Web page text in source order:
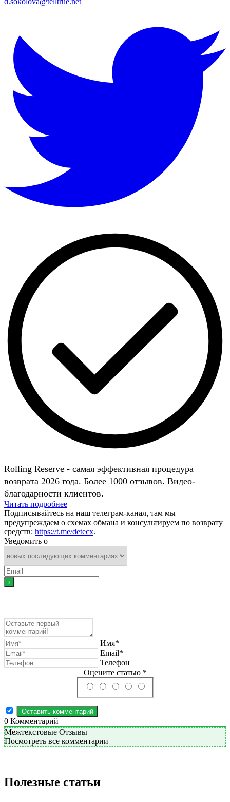
Rolling Reserve - самая эффективная процедура
возврата 2026 года. Более 1000 отзывов. Видео-
благодарности клиентов.
Читать подробнее
Подписывайтесь на наш телеграм-канал, там мы
предупреждаем о схемах обмана и консультируем по возврату
средств: https://t.me/detecx.
Уведомить о
Имя*
Email*
Телефон
Оцените статью *
0 Комментарий
Межтекстовые Отзывы
Посмотреть все комментарии
Полезные статьи